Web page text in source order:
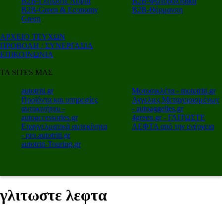
Β2Β-Green & Economy
Green
Β2Β-Θέρμανση
ΑΡΧΕΙΟ ΤΕΥΧΩΝ
ΠΡΟΒΟΛΗ / ΣΥΝΕΡΓΑΣΙΑ
ΕΠΙΚΟΙΝΩΝΙΑ
ΤΑ SITES ΜΑΣ
autotriti.gr
Προϊόντα και υπηρεσίες
αυτοκινήτου -
autoaccessories.gr
Επαγγελματικά αυτοκίνητα
- pro.autotriti.gr
autotriti-Touring.gr
Μοτοσικλέτα - mototriti.gr
Αγγελιες Μεταχειρισμένων
- autoaggelies.gr
4green.gr - ΓΛΙΤΩΣΤΕ
ΛΕΦΤΑ από την ενέργεια
γλιτωστε λεφτα